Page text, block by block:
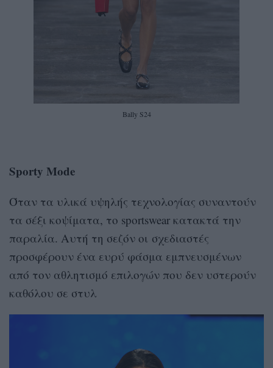
Bally S24
Sporty Mode
Όταν τα υλικά υψηλής τεχνολογίας συναντούν
τα σέξι κοψίματα, το sportswear κατακτά την
παραλία. Αυτή τη σεζόν οι σχεδιαστές
προσφέρουν ένα ευρύ φάσμα εμπνευσμένων
από τον αθλητισμό επιλογών που δεν υστερούν
καθόλου σε στυλ